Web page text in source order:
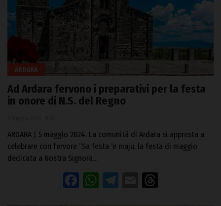
ARDARA
Ad Ardara fervono i preparativi per la festa
in onore di N.S. del Regno
ARDARA | 5 maggio 2024. La comunità di Ardara si appresta a
celebrare con fervore “Sa festa ‘e maju, la festa di maggio
dedicata a Nostra Signora…
Facebook
WhatsApp
Telegram
Email